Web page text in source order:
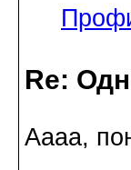
Re:
Аааа,